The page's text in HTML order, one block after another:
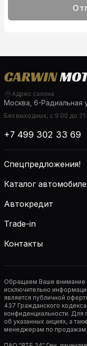
Адрес салона
Москва, 6-Радиальная
Без выходных, с 9:00 до
+7 499 302 33 69
Спецпредложения!
Каталог
Автокредит
Trade-in
Контакты
Обращаем Ваше внимание
исключительно
является публичной
437 Гражданского
конфиденциальности.
об указанных акциях, а
менеджерам по продажам.